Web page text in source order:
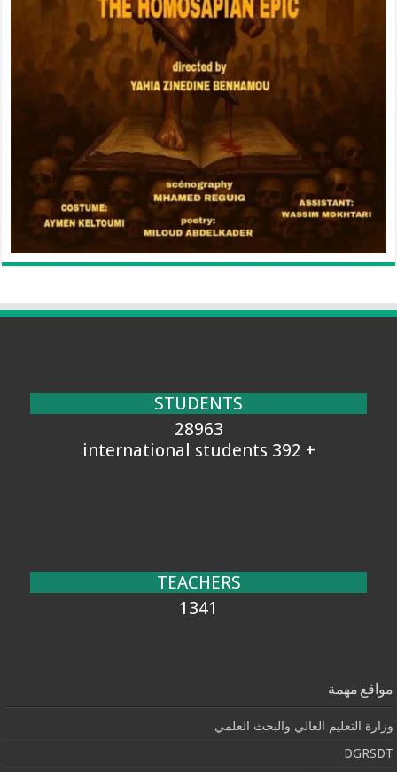
STUDENTS
28963
+ 392 international students
TEACHERS
1341
مواقع مهمة
وزارة التعليم العالي والبحث العلمي
DGRSDT